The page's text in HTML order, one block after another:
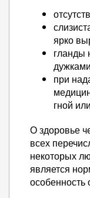
ярко
гланды
при
гной
О здоровье
всех
некоторых
является
особенность